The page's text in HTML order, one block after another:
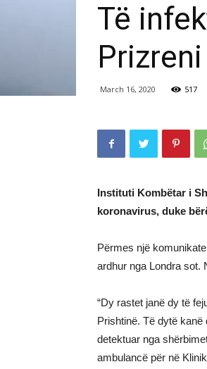
Të
March 16, 2020 517
Instituti Kombëtar i
koronavirus, duke
Përmes një
ardhur nga Londra sot.
“Dy rastet janë dy të
Prishtinë. Të dytë kanë
detektuar nga
ambulancë për në